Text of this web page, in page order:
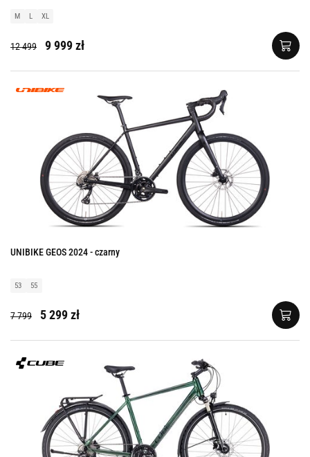
M L XL
12 499 9 999 zł
UNIBIKE GEOS 2024 - czarny
53 55
7 799 5 299 zł